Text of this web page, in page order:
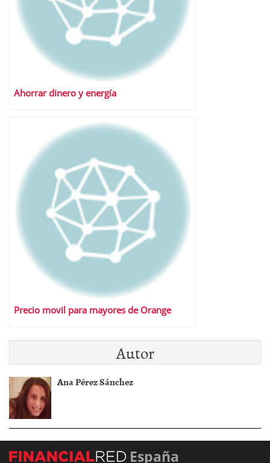
Ahorrar dinero y energía
Precio movil para mayores de Orange
Autor
Ana Pérez Sánchez
España